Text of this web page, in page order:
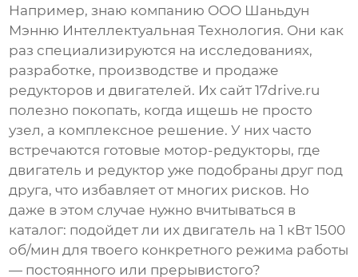
Например, знаю компанию ООО Шаньдун
Мэнню Интеллектуальная Технология. Они как
раз специализируются на исследованиях,
разработке, производстве и продаже
редукторов и двигателей. Их сайт17drive.ru
полезно покопать, когда ищешь не просто
узел, а комплексное решение. У них часто
встречаются готовые мотор-редукторы, где
двигатель и редуктор уже подобраны друг под
друга, что избавляет от многих рисков. Но
даже в этом случае нужно вчитываться в
каталог: подойдет ли их двигатель на 1 кВт 1500
об/мин для твоего конкретного режима работы
— постоянного или прерывистого?